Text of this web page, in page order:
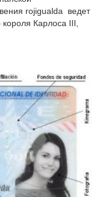
rojigualda ведет
Карлоса III,